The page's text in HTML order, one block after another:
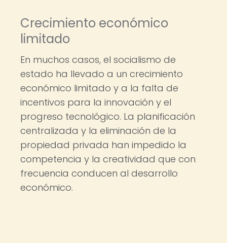
Crecimiento económico
limitado
En muchos casos, el socialismo de
estado ha llevado a un crecimiento
económico limitado y a la falta de
incentivos para la innovación y el
progreso tecnológico. La planificación
centralizada y la eliminación de la
propiedad privada han impedido la
competencia y la creatividad que con
frecuencia conducen al desarrollo
económico.